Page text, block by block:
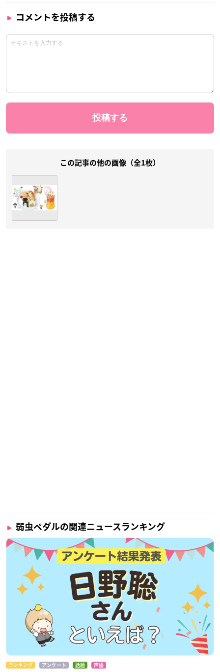
コメントを投稿する
この記事の他の画像（全1枚）
弱虫ペダルの関連ニュースランキング
ランキング アンケート 話題 声優